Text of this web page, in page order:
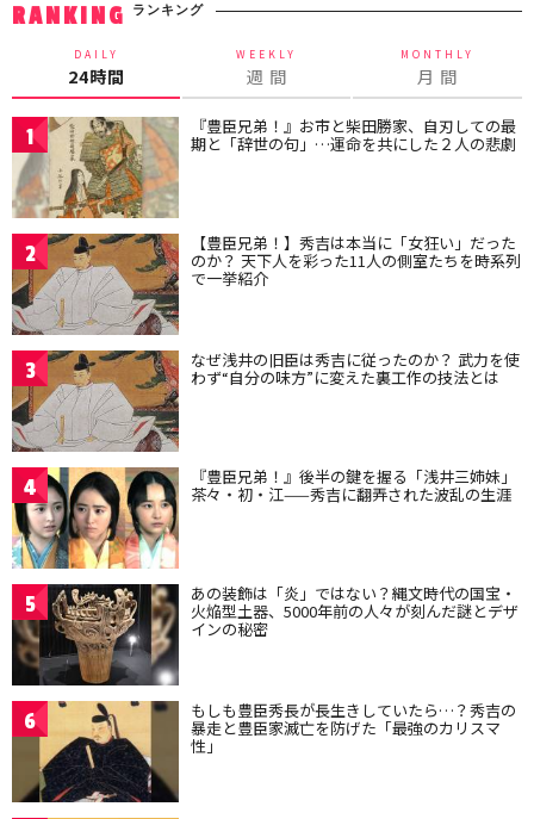
RANKING ランキング
DAILY
24時間
WEEKLY
週 間
MONTHLY
月 間
1 『豊臣兄弟！』お市と柴田勝家、自刃しての最
期と「辞世の句」…運命を共にした２人の悲劇
2 【豊臣兄弟！】秀吉は本当に「女狂い」だった
のか？ 天下人を彩った11人の側室たちを時系列
で一挙紹介
3 なぜ浅井の旧臣は秀吉に従ったのか？ 武力を使
わず“自分の味方”に変えた裏工作の技法とは
4 『豊臣兄弟！』後半の鍵を握る「浅井三姉妹」
茶々・初・江——秀吉に翻弄された波乱の生涯
5 あの装飾は「炎」ではない？縄文時代の国宝・
火焔型土器、5000年前の人々が刻んだ謎とデザ
インの秘密
6 もしも豊臣秀長が長生きしていたら…？秀吉の
暴走と豊臣家滅亡を防げた「最強のカリスマ
性」